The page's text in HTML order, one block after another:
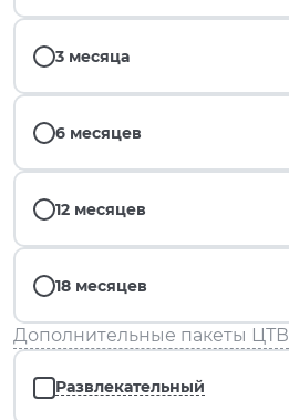
3 месяца
6 месяцев
12 месяцев
18 месяцев
Дополнительные пакеты ЦТВ
Развлекательный